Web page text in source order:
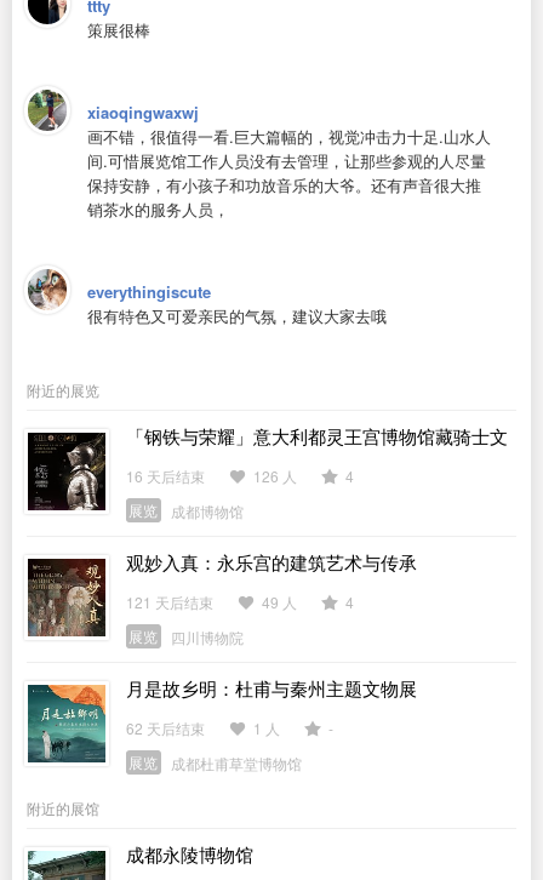
ttty
策展很棒
xiaoqingwaxwj
画不错，很值得一看.巨大篇幅的，视觉冲击力十足.山水人
间.可惜展览馆工作人员没有去管理，让那些参观的人尽量
保持安静，有小孩子和功放音乐的大爷。还有声音很大推
销茶水的服务人员，
everythingiscute
很有特色又可爱亲民的气氛，建议大家去哦
附近的展览
「钢铁与荣耀」意大利都灵王宫博物馆藏骑士文
物展
16 天后结束 126 人
4
展览
成都博物馆
观妙入真：永乐宫的建筑艺术与传承
121 天后结束 49 人
4
展览
四川博物院
月是故乡明：杜甫与秦州主题文物展
62 天后结束 1 人
-
展览
成都杜甫草堂博物馆
附近的展馆
成都永陵博物馆